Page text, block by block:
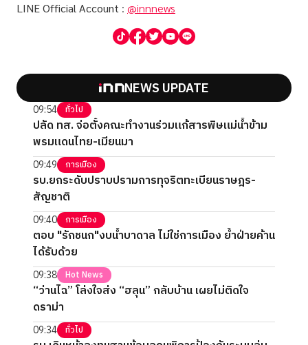
LINE Official Account : @innnews
NEWS UPDATE
09:54 ทั่วไป
ปลัด ทส. จ่อตั้งคณะทำงานร่วมแก้สารพิษแม่น้ำข้าม
พรมแดนไทย-เมียนมา
09:49 การเมือง
รบ.ยกระดับปราบปรามการทุจริตทะเบียนราษฎร-
สัญชาติ
09:40 การเมือง
ตอบ "รักชนก"งบน้ำบาดาล ไม่ใช่การเมือง ย้ำฝ่ายค้าน
ได้รับด้วย
09:38 Hot News
“ว่านไฉ” โล่งใจส่ง “ฮลุน” กลับบ้าน เผยไม่ติดใจ
ดราม่า
09:34 ทั่วไป